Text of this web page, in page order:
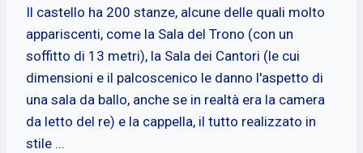
Il castello ha 200 stanze, alcune delle quali molto
appariscenti, come la Sala del Trono (con un
soffitto di 13 metri), la Sala dei Cantori (le cui
dimensioni e il palcoscenico le danno l'aspetto di
una sala da ballo, anche se in realtà era la camera
da letto del re) e la cappella, il tutto realizzato in
stile ...